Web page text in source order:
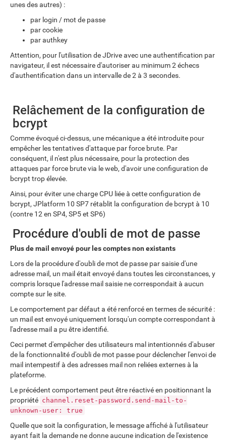
unes des autres) :
par login / mot de passe
par cookie
par authkey
Attention, pour l'utilisation de JDrive avec une authentification par
navigateur, il est nécessaire d'autoriser au minimum 2 échecs
d'authentification dans un intervalle de 2 à 3 secondes.
Relâchement de la configuration de
bcrypt
Comme évoqué ci-dessus, une mécanique a été introduite pour
empêcher les tentatives d'attaque par force brute. Par
conséquent, il n'est plus nécessaire, pour la protection des
attaques par force brute via le web, d'avoir une configuration de
bcrypt trop élevée.
Ainsi, pour éviter une charge CPU liée à cette configuration de
bcrypt, JPlatform 10 SP7 rétablit la configuration de bcrypt à 10
(contre 12 en SP4, SP5 et SP6)
Procédure d'oubli de mot de passe
Plus de mail envoyé pour les comptes non existants
Lors de la procédure d'oubli de mot de passe par saisie d'une
adresse mail, un mail était envoyé dans toutes les circonstances, y
compris lorsque l'adresse mail saisie ne correspondait à aucun
compte sur le site.
Le comportement par défaut a été renforcé en termes de sécurité :
un mail est envoyé uniquement lorsqu'un compte correspondant à
l'adresse mail a pu être identifié.
Ceci permet d'empêcher des utilisateurs mal intentionnés d'abuser
de la fonctionnalité d'oubli de mot passe pour déclencher l'envoi de
mail intempestif à des adresses mail non reliées externes à la
plateforme.
Le précédent comportement peut être réactivé en positionnant la
propriété channel.reset-password.send-mail-to-
unknown-user: true
Quelle que soit la configuration, le message affiché à l'utilisateur
ayant fait la demande ne donne aucune indication de l'existence